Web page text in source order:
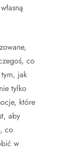
co
jak
tylko
które
aby
co
w